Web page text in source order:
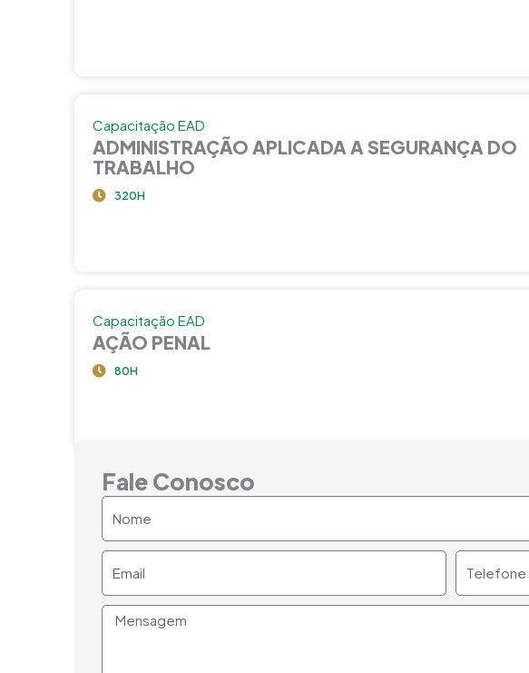
Capacitação EAD
ADMINISTRAÇÃO APLICADA A SEGURANÇA DO
TRABALHO
320H
Capacitação EAD
AÇÃO PENAL
80H
Fale Conosco
Mensagem